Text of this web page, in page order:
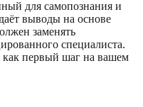
для самопознания и
выводы на основе
заменять
специалиста.
как первый шаг на вашем